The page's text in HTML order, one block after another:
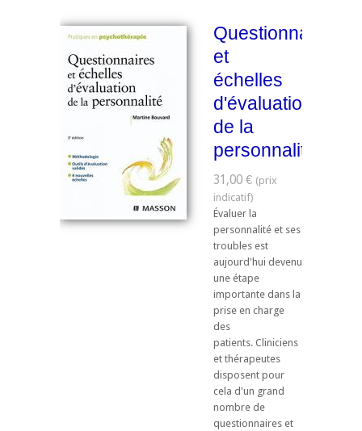
Questionnaires
et
échelles
d'évaluation
de la
personnalité
31,00 €
Évaluer la
personnalité et ses
troubles est
aujourd'hui devenu
une étape
importante dans la
prise en charge
des
patients. Cliniciens
et thérapeutes
disposent pour
cela d'un grand
nombre de
questionnaires et